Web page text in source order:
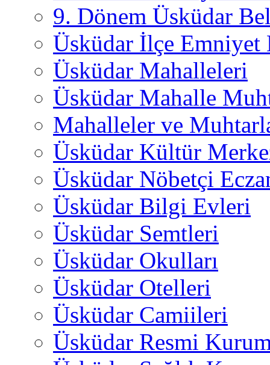
9. Dönem Üsküdar
Üsküdar İlçe
Üsküdar Mahalleleri
Üsküdar Mahalle
Mahalleler ve
Üsküdar Kültür
Üsküdar Nöbetçi
Üsküdar Bilgi Evleri
Üsküdar Semtleri
Üsküdar Okulları
Üsküdar Otelleri
Üsküdar Camiileri
Üsküdar Resmi